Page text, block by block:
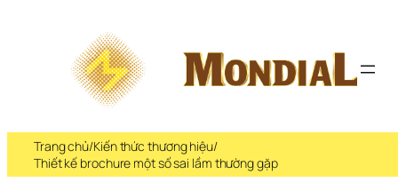
Trang chủ/Kiến thức thương hiệu/
Thiết kế brochure một số sai lầm thường gặp